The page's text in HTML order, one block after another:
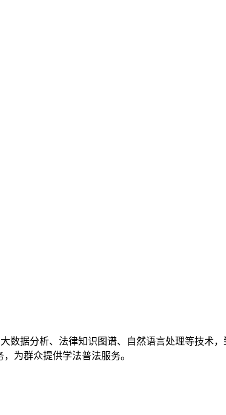
数据分析、法律知识图谱、自然语言处理等技术
为群众提供学法普法服务。